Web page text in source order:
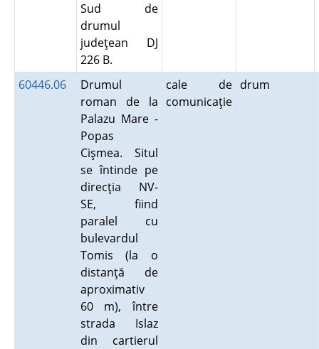
Sud de
drumul
judeţean DJ
226 B.
60446.06
Drumul
roman de la
Palazu Mare -
Popas
Cişmea. Situl
se întinde pe
direcţia NV-
SE, fiind
paralel cu
bulevardul
Tomis (la o
distanţă de
aproximativ
60 m), între
strada Islaz
din cartierul
cale de
comunicaţie
drum